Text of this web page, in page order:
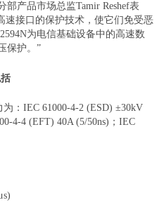
产品市场总监Tamir Reshef表
速接口的保护技术，使它们免受恶
为电信基础设备中的高速数
保护。”
：IEC 61000-4-2 (ESD) ±30kV
4-4 (EFT) 40A (5/50ns)；IEC